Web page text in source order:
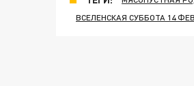
ВСЕЛЕНСКАЯ СУББОТА 14